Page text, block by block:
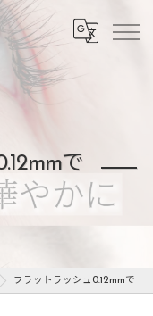
で
フラットラッシュ0.12mmで